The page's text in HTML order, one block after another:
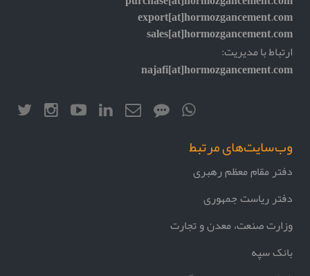
export[at]hormozgancement.com
sales[at]hormozgancement.com
ارتباط با مدیریت:
najafi[at]hormozgancement.com
وب‌سایت‌های مرتبط
دفتر مقام معظم رهبری
دفتر ریاست جمهوری
وزارت صنعت، معدن و تجارت
بانک سپه